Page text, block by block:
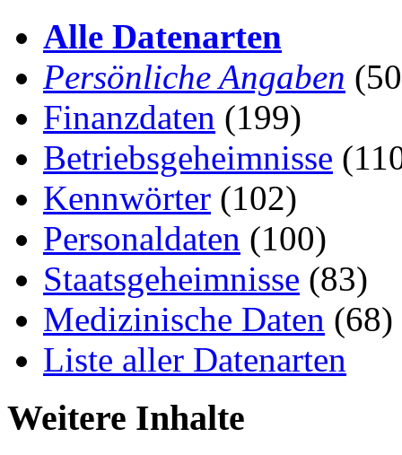
Alle Datenarten
Persönliche Angaben
Finanzdaten (199)
Betriebsgeheimnisse
Kennwörter (102)
Personaldaten (100)
Staatsgeheimnisse (83)
Medizinische Daten (68)
Liste aller Datenarten
Weitere Inhalte